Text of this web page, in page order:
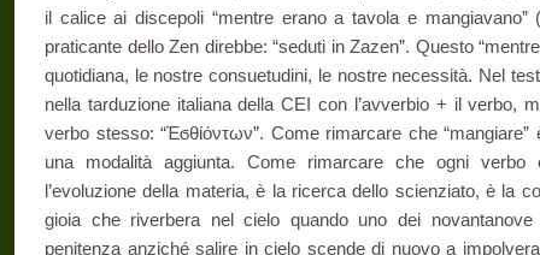
il calice ai discepoli “mentre erano a tavola e
praticante dello Zen direbbe: “seduti in Zazen”. Questo
quotidiana, le nostre consuetudini, le nostre necessità. Nel
nella tarduzione italiana della CEI con l’avverbio + il verbo,
verbo stesso: “Ἐϭθίόντων”. Come rimarcare che
una modalità aggiunta. Come rimarcare che ogni verbo
l’evoluzione della materia, è la ricerca dello scienziato, è la
gioia che riverbera nel cielo quando uno dei
penitenza anziché salire in cielo scende di nuovo a